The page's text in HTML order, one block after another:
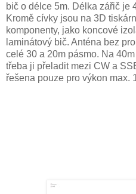
bič o délce 5m. Délka zářič je
Kromě cívky jsou na 3D
komponenty, jako koncové
laminátový bič. Anténa bez
celé 30 a 20m pásmo. Na
třeba ji přeladit mezi CW a
řešena pouze pro výkon max.